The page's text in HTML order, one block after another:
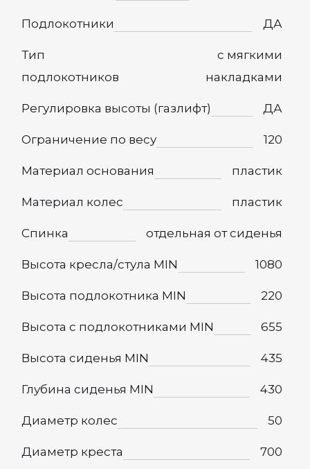
Подлокотники ДА
Тип
подлокотников
с мягкими
накладками
Регулировка высоты (газлифт) ДА
Ограничение по весу 120
Материал основания пластик
Материал колес пластик
Спинка отдельная от сиденья
Высота кресла/стула MIN 1080
Высота подлокотника MIN 220
Высота с подлокотниками MIN 655
Высота сиденья MIN 435
Глубина сиденья MIN 430
Диаметр колес 50
Диаметр креста 700